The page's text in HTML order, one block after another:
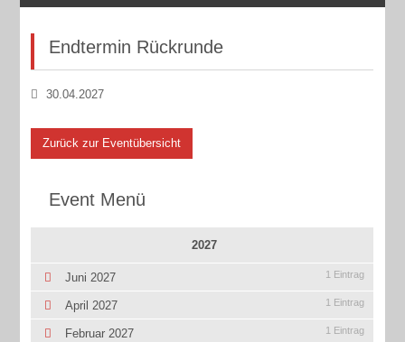
Endtermin Rückrunde
30.04.2027
Zurück zur Eventübersicht
Event Menü
2027
Juni 2027 1 Eintrag
April 2027 1 Eintrag
Februar 2027 1 Eintrag